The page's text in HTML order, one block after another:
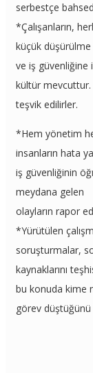
serbestçe
*Çalışanların,
küçük
ve iş güvenliğine
kültür mevcuttur.
teşvik edilirler.
*Hem yönetim
insanların hata
iş güvenliğinin
meydana gelen
olayların rapor
*Yürütülen
soruşturmalar,
kaynaklarını
bu konuda kime
görev